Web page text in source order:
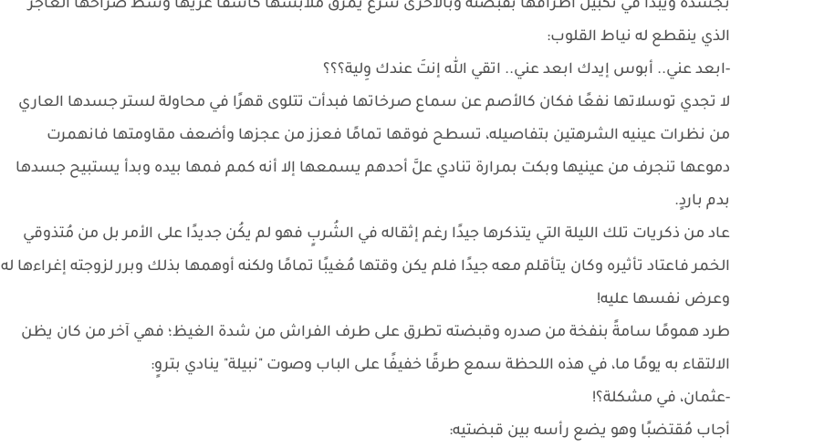
بجسده ويبدأ في تكبيل أطرافها بقبضته وبالأخرى شرع يمزق ملابسها كاشفًا عُريها وسط صراخها العاجز
الذي ينقطع له نياط القلوب:
-ابعد عني.. أبوس إيدك ابعد عني.. اتقي الله إنتَ عندك وِلية؟؟؟
لا تجدي توسلاتها نفعًا فكان كالأصم عن سماع صرخاتها فبدأت تتلوى قهرًا في محاولة لستر جسدها العاري
من نظرات عينيه الشرهتين بتفاصيله، تسطح فوقها تمامًا فعزز من عجزها وأضعف مقاومتها فانهمرت
دموعها تنجرف من عينيها وبكت بمرارة تنادي علَّ أحدهم يسمعها إلا أنه كمم فمها بيده وبدأ يستبيح جسدها
بدم باردٍ.
عاد من ذكريات تلك الليلة التي يتذكرها جيدًا رغم إثقاله في الشُربٍ فهو لم يكُن جديدًا على الأمر بل من مُتذوقي
الخمر فاعتاد تأثيره وكان يتأقلم معه جيدًا فلم يكن وقتها مُغيبًا تمامًا ولكنه أوهمها بذلك وبرر لزوجته إغراءها له
وعرض نفسها عليه!
طرد همومًا سامةً بنفخة من صدره وقبضته تطرق على طرف الفراش من شدة الغيظ؛ فهي آخر من كان يظن
الالتقاء به يومًا ما، في هذه اللحظة سمع طرقًا خفيفًا على الباب وصوت "نبيلة" ينادي بتروٍ:
-عثمان، في مشكلة؟!
أجاب مُقتضبًا وهو يضع رأسه بين قبضتيه: